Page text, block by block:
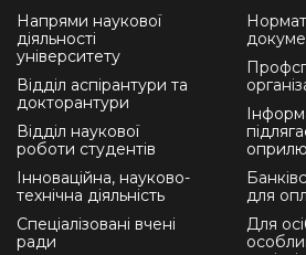
Напрями наукової
діяльності
університету
Відділ аспірантури та
докторантури
Відділ наукової
роботи студентів
Інноваційна, науково-
технічна діяльність
Спеціалізовані вчені
ради
для
Для